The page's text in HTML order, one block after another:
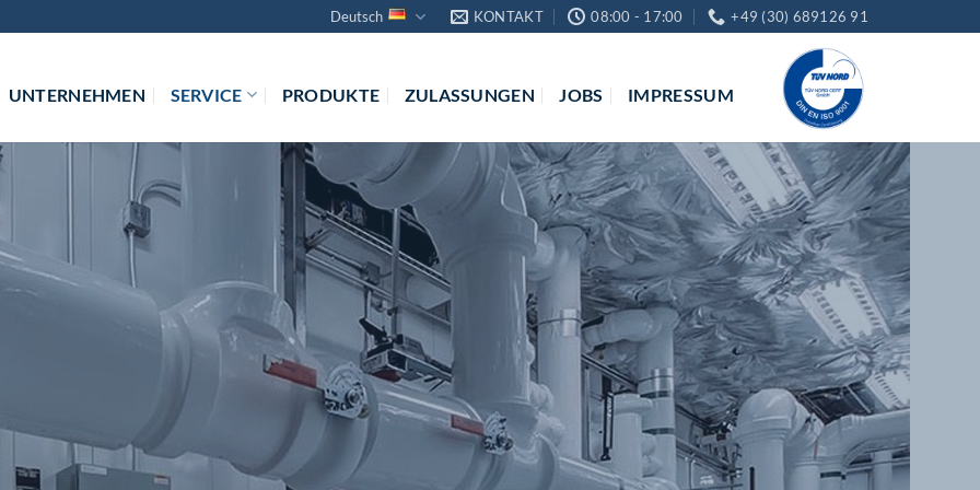
Deutsch KONTAKT 08:00 - 17:00 +49 (30) 689126 91
UNTERNEHMEN SERVICE PRODUKTE ZULASSUNGEN JOBS IMPRESSUM